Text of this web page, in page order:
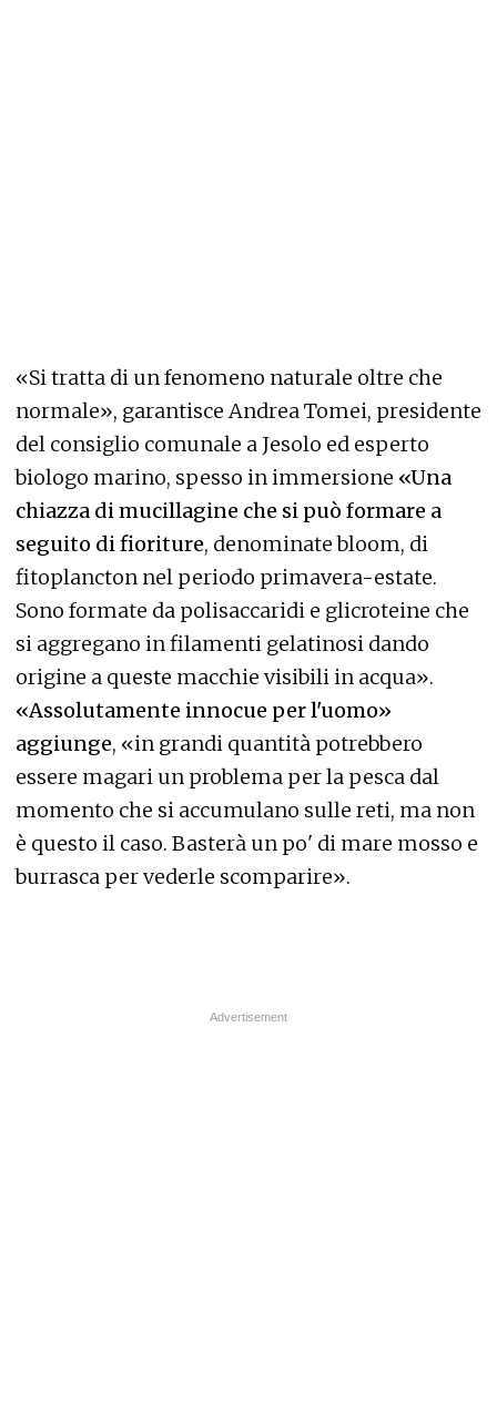
«Si tratta di un fenomeno naturale oltre che
normale», garantisce Andrea Tomei, presidente
del consiglio comunale a Jesolo ed esperto
biologo marino, spesso in immersione «Una
chiazza di mucillagine che si può formare a
seguito di fioriture, denominate bloom, di
fitoplancton nel periodo primavera-estate.
Sono formate da polisaccaridi e glicroteine che
si aggregano in filamenti gelatinosi dando
origine a queste macchie visibili in acqua».
«Assolutamente innocue per l'uomo»
aggiunge, «in grandi quantità potrebbero
essere magari un problema per la pesca dal
momento che si accumulano sulle reti, ma non
è questo il caso. Basterà un po' di mare mosso e
burrasca per vederle scomparire».